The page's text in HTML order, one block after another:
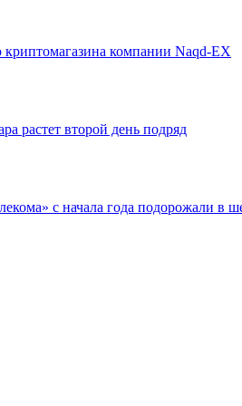
компании Naqd-EX
растет второй день подряд
с начала года подорожали в